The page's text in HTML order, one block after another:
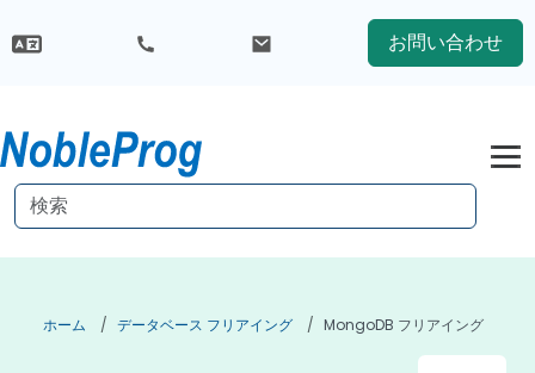
お問い合わせ
ホーム データベース フリアイング MongoDB フリアイング